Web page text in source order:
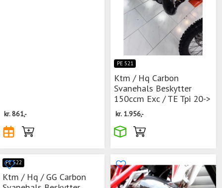
kr.861,-
PE 521
Ktm / Hq Carbon
Svanehals Beskytter
150ccm Exc / TE Tpi 20->
kr. 1.956,-
PE 522
Ktm / Hq / GG Carbon